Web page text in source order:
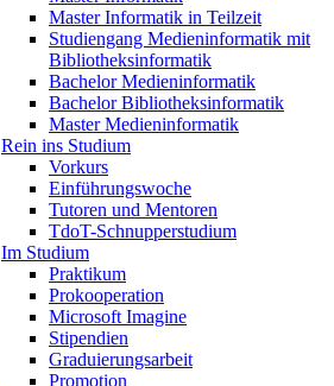
Master Informatik in Teilzeit
Studiengang Medieninformatik mit
Bibliotheksinformatik
Bachelor Medieninformatik
Bachelor Bibliotheksinformatik
Master Medieninformatik
Rein ins Studium
Vorkurs
Einführungswoche
Tutoren und Mentoren
TdoT-Schnupperstudium
Im Studium
Praktikum
Prokooperation
Microsoft Imagine
Stipendien
Graduierungsarbeit
Promotion